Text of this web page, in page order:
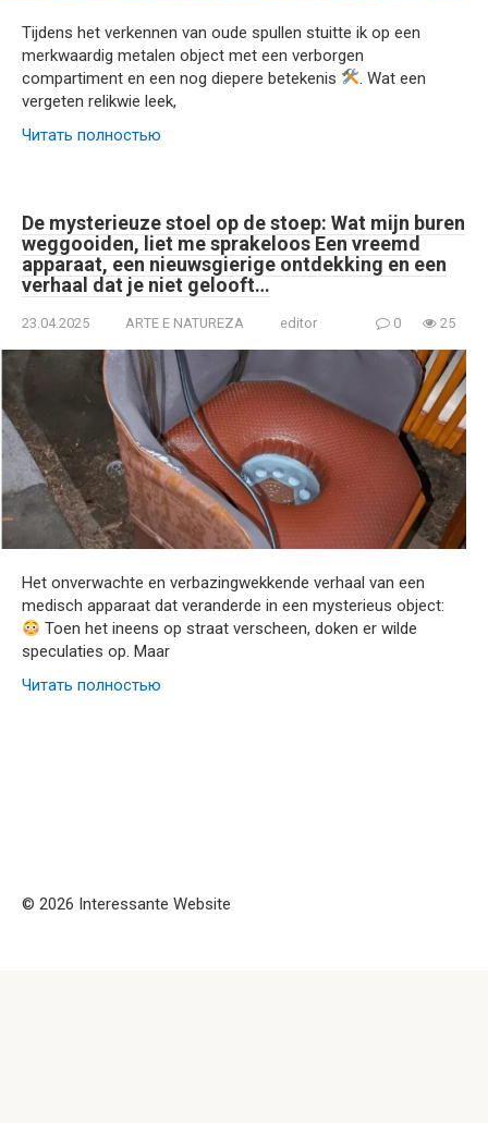
Tijdens het verkennen van oude spullen stuitte ik op een
merkwaardig metalen object met een verborgen
compartiment en een nog diepere betekenis
. Wat een
vergeten relikwie leek,
Читать полностью
De mysterieuze stoel op de stoep: Wat mijn buren
weggooiden, liet me sprakeloos Een vreemd
apparaat, een nieuwsgierige ontdekking en een
verhaal dat je niet gelooft…
23.04.2025 ARTE E NATUREZA editor 0 25
Het onverwachte en verbazingwekkende verhaal van een
medisch apparaat dat veranderde in een mysterieus object:
Toen het ineens op straat verscheen, doken er wilde
speculaties op. Maar
Читать полностью
© 2026 Interessante Website